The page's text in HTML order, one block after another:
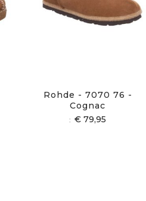
Rohde - 7070 76 -
Cognac
€ 79,95